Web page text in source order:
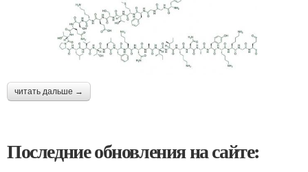
читать дальше →
Последние обновления на сайте: